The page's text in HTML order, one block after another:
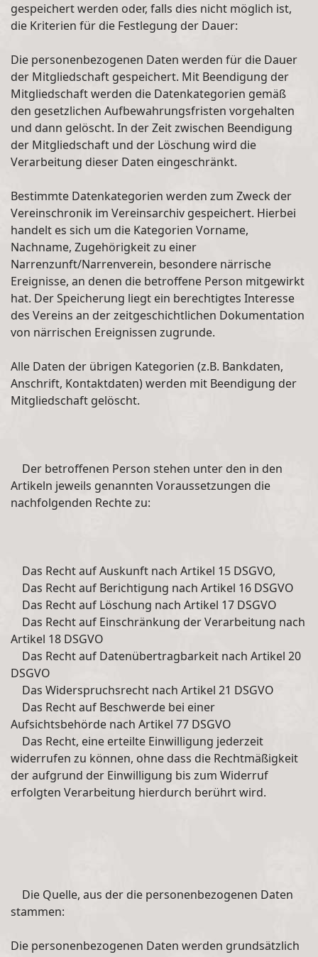
gespeichert werden oder, falls dies nicht möglich ist,
die Kriterien für die Festlegung der Dauer:
Die personenbezogenen Daten werden für die Dauer
der Mitgliedschaft gespeichert. Mit Beendigung der
Mitgliedschaft werden die Datenkategorien gemäß
den gesetzlichen Aufbewahrungsfristen vorgehalten
und dann gelöscht. In der Zeit zwischen Beendigung
der Mitgliedschaft und der Löschung wird die
Verarbeitung dieser Daten eingeschränkt.
Bestimmte Datenkategorien werden zum Zweck der
Vereinschronik im Vereinsarchiv gespeichert. Hierbei
handelt es sich um die Kategorien Vorname,
Nachname, Zugehörigkeit zu einer
Narrenzunft/Narrenverein, besondere närrische
Ereignisse, an denen die betroffene Person mitgewirkt
hat. Der Speicherung liegt ein berechtigtes Interesse
des Vereins an der zeitgeschichtlichen Dokumentation
von närrischen Ereignissen zugrunde.
Alle Daten der übrigen Kategorien (z.B. Bankdaten,
Anschrift, Kontaktdaten) werden mit Beendigung der
Mitgliedschaft gelöscht.
Der betroffenen Person stehen unter den in den
Artikeln jeweils genannten Voraussetzungen die
nachfolgenden Rechte zu:
Das Recht auf Auskunft nach Artikel 15 DSGVO,
Das Recht auf Berichtigung nach Artikel 16 DSGVO
Das Recht auf Löschung nach Artikel 17 DSGVO
Das Recht auf Einschränkung der Verarbeitung nach
Artikel 18 DSGVO
Das Recht auf Datenübertragbarkeit nach Artikel 20
DSGVO
Das Widerspruchsrecht nach Artikel 21 DSGVO
Das Recht auf Beschwerde bei einer
Aufsichtsbehörde nach Artikel 77 DSGVO
Das Recht, eine erteilte Einwilligung jederzeit
widerrufen zu können, ohne dass die Rechtmäßigkeit
der aufgrund der Einwilligung bis zum Widerruf
erfolgten Verarbeitung hierdurch berührt wird.
Die Quelle, aus der die personenbezogenen Daten
stammen:
Die personenbezogenen Daten werden grundsätzlich